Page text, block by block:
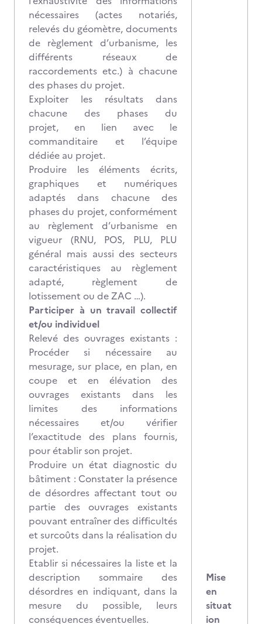
nécessaires (actes notariés,
relevés du géomètre, documents
de règlement d’urbanisme, les
différents réseaux de
raccordements etc.) à chacune
des phases du projet.
Exploiter les résultats dans
chacune des phases du
projet, en lien avec le
commanditaire et l’équipe
dédiée au projet.
Produire les éléments écrits,
graphiques et numériques
adaptés dans chacune des
phases du projet, conformément
au règlement d’urbanisme en
vigueur (RNU, POS, PLU, PLU
général mais aussi des secteurs
caractéristiques au règlement
adapté, règlement de
lotissement ou de ZAC …).
Participer à un travail collectif
et/ou individuel
Relevé des ouvrages existants :
Procéder si nécessaire au
mesurage, sur place, en plan, en
coupe et en élévation des
ouvrages existants dans les
limites des informations
nécessaires et/ou vérifier
l’exactitude des plans fournis,
pour établir son projet.
Produire un état diagnostic du
bâtiment : Constater la présence
de désordres affectant tout ou
partie des ouvrages existants
pouvant entraîner des difficultés
et surcoûts dans la réalisation du
projet.
Etablir si nécessaires la liste et la
description sommaire des
désordres en indiquant, dans la
mesure du possible, leurs
conséquences éventuelles.
Mise
en
situat
ion